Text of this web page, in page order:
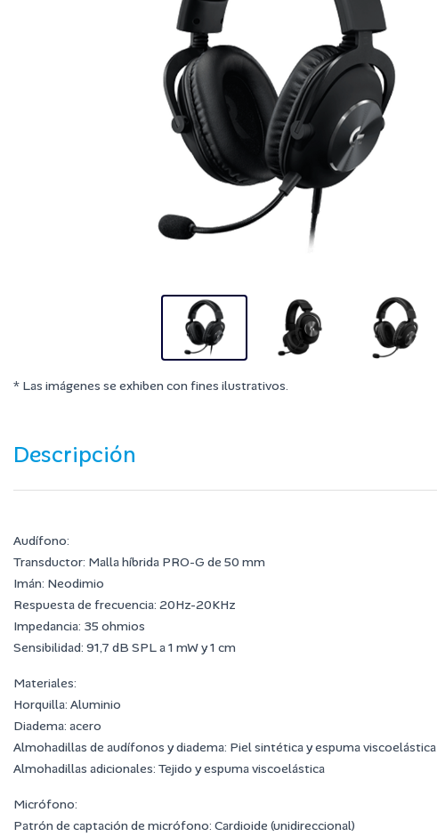
* Las imágenes se exhiben con fines ilustrativos.
Descripción
Audífono:
Transductor: Malla híbrida PRO-G de 50 mm
Imán: Neodimio
Respuesta de frecuencia: 20Hz-20KHz
Impedancia: 35 ohmios
Sensibilidad: 91,7 dB SPL a 1 mW y 1 cm
Materiales:
Horquilla: Aluminio
Diadema: acero
Almohadillas de audífonos y diadema: Piel sintética y espuma viscoelástica
Almohadillas adicionales: Tejido y espuma viscoelástica
Micrófono:
Patrón de captación de micrófono: Cardioide (unidireccional)